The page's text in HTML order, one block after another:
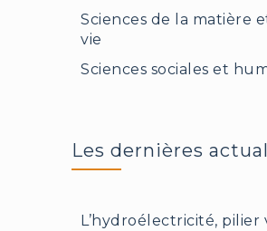
Sciences de la matière
vie
Sciences sociales et
Les dernières
L’hydroélectricité, pilier